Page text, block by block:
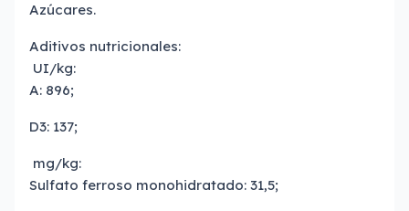
Azúcares.
Aditivos nutricionales:
UI/kg:
A: 896;
D3: 137;
mg/kg:
Sulfato ferroso monohidratado: 31,5;